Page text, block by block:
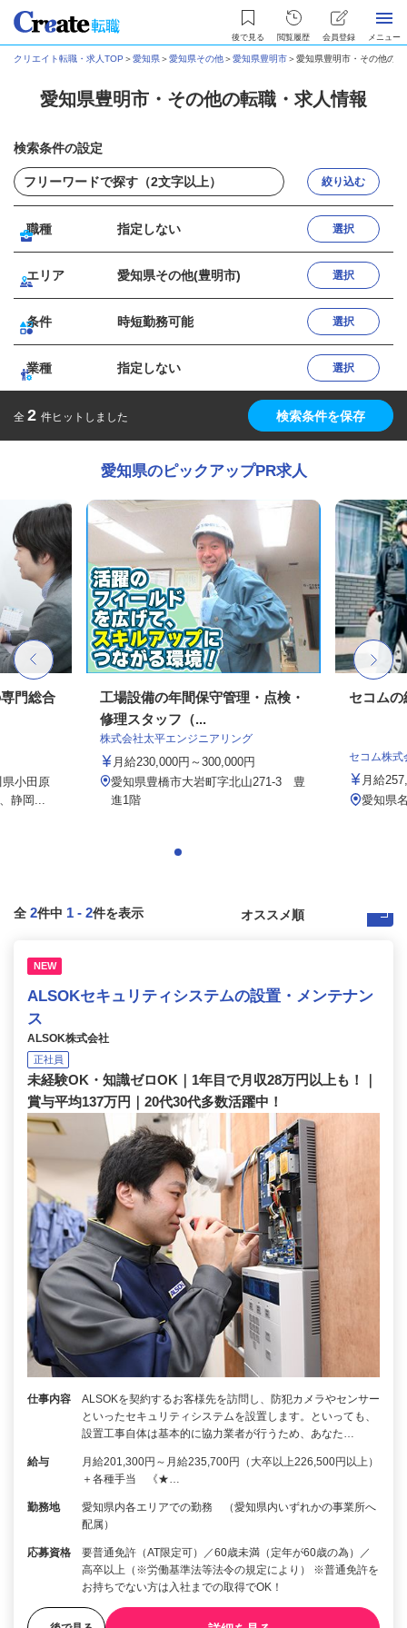
後で見る 閲覧履歴 会員登録 メニュー
クリエイト転職・求人TOP ＞愛知県＞愛知県その他＞愛知県豊明市＞愛知県豊明市・その他の
愛知県豊明市・その他の転職・求人情報
検索条件の設定
絞り込む
職種 指定しない 選択
エリア 愛知県その他(豊明市) 選択
条件 時短勤務可能 選択
業種 指定しない 選択
全 2 件ヒットしました 検索条件を保存
愛知県のピックアップPR求人
門総合
小田原
静岡...
工場設備の年間保守管理・点検・
修理スタッフ（...
株式会社太平エンジニアリング
月給230,000円～300,000円
愛知県豊橋市大岩町字北山271-3 豊
進1階
セコムの
セコム株式
月給
愛知県
全 2件中 1 - 2件を表示
NEW
ALSOKセキュリティシステムの設置・メンテナン
ス
ALSOK株式会社
正社員
未経験OK・知識ゼロOK｜1年目で月収28万円以上も！｜
賞与平均137万円｜20代30代多数活躍中！
仕事内容
ALSOKを契約するお客様先を訪問し、防犯カメラやセンサー
といったセキュリティシステムを設置します。といっても、
設置工事自体は基本的に協力業者が行うため、あなた…
給与
月給201,300円～月給235,700円（大卒以上226,500円以上）
＋各種手当 《★…
勤務地
愛知県内各エリアでの勤務 （愛知県内いずれかの事業所へ
配属）
応募資格
要普通免許（AT限定可）／60歳未満（定年が60歳の為）／
高卒以上（※労働基準法等法令の規定により） ※普通免許を
お持ちでない方は入社までの取得でOK！